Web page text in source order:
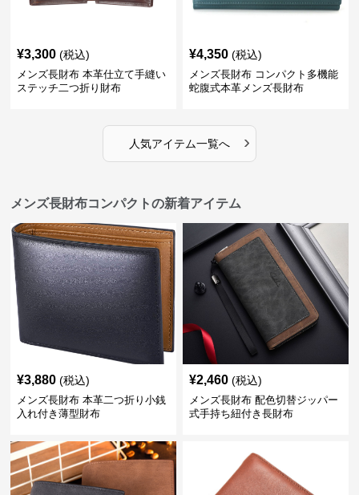
¥3,300 (税込)
メンズ長財布 本革仕立て手縫い
ステッチ二つ折り財布
¥4,350 (税込)
メンズ長財布 コンパクト多機能
蛇腹式本革メンズ長財布
人気アイテム一覧へ ›
メンズ長財布コンパクトの新着アイテム
¥3,880 (税込)
メンズ長財布 本革二つ折り小銭
入れ付き薄型財布
¥2,460 (税込)
メンズ長財布 配色切替ジッパー
式手持ち紐付き長財布